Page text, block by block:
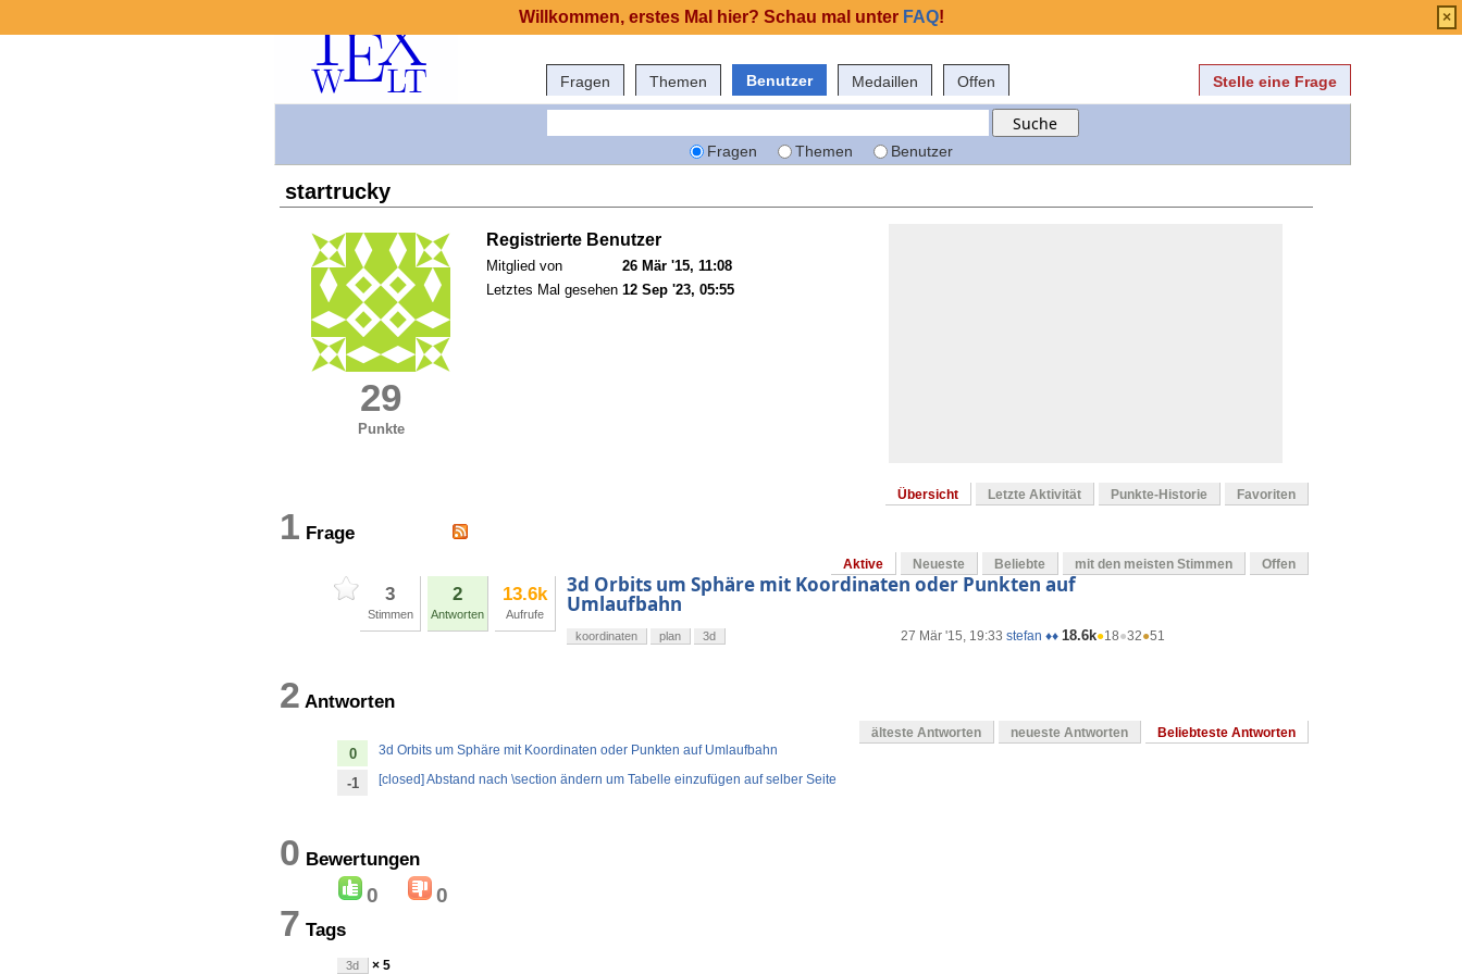
Fragen Themen Benutzer Medaillen Offen Stelle eine Frage
Fragen Themen Benutzer
startrucky
29
Punkte
Registrierte Benutzer
Mitglied von
26 Mär '15, 11:08
Letztes Mal gesehen 12 Sep '23, 05:55
Übersicht Letzte Aktivität Punkte-Historie Favoriten
1 Frage
Aktive Neueste Beliebte mit den meisten Stimmen Offen
3
Stimmen
2
Antworten
13.6k
Aufrufe
3d Orbits um Sphäre mit Koordinaten oder Punkten auf
Umlaufbahn
27 Mär '15, 19:33 stefan ♦♦ 18.6k●18●32●51
koordinaten plan 3d
2 Antworten
älteste Antworten neueste Antworten Beliebteste Antworten
0 3d Orbits um Sphäre mit Koordinaten oder Punkten auf Umlaufbahn
-1 [closed] Abstand nach \section ändern um Tabelle einzufügen auf selber Seite
0 Bewertungen
0 0
7 Tags
3d × 5
Willkommen, erstes Mal hier? Schau mal unter FAQ! ×